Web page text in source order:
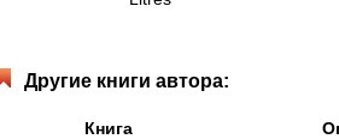
Другие книги автора:
Книга